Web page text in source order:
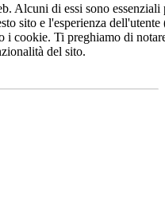
Alcuni di essi sono
sito e l'esperienza
i cookie. Ti preghiamo di
del sito.